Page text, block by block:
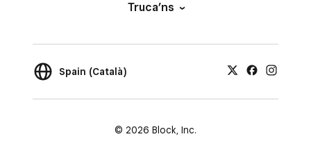
Truca’ns
Spain (Català)
© 2026 Block, Inc.